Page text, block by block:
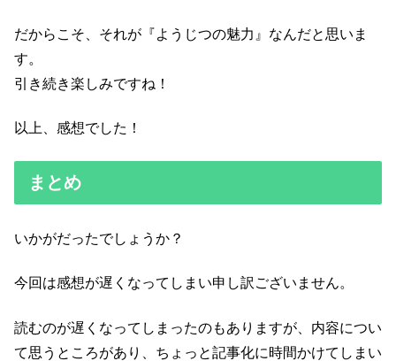
だからこそ、それが『ようじつの魅力』なんだと思いま
す。
引き続き楽しみですね！
以上、感想でした！
まとめ
いかがだったでしょうか？
今回は感想が遅くなってしまい申し訳ございません。
読むのが遅くなってしまったのもありますが、内容につい
て思うところがあり、ちょっと記事化に時間かけてしまい